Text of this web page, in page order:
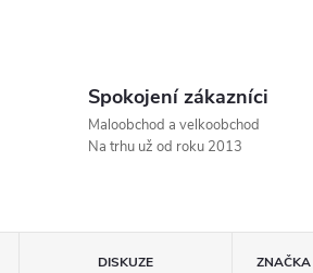
Spokojení zákazníci
Maloobchod a velkoobchod
Na trhu už od roku 2013
DISKUZE ZNAČKA